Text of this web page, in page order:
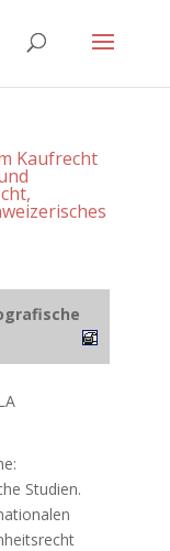
Kaufrecht
Studien.